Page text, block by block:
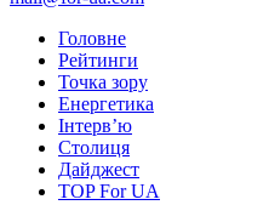
Головне
Рейтинги
Точка зору
Енергетика
Інтерв’ю
Столиця
Дайджест
TOP For UA